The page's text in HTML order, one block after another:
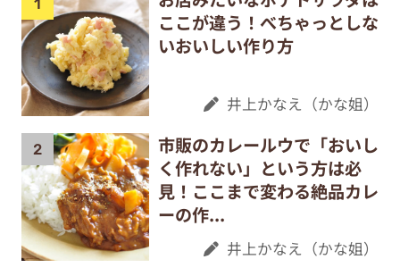
ここが違う！べちゃっとしな
いおいしい作り方
井上かなえ（かな姐）
市販のカレールウで「おいし
く作れない」という方は必
見！ここまで変わる絶品カレ
ーの作...
井上かなえ（かな姐）